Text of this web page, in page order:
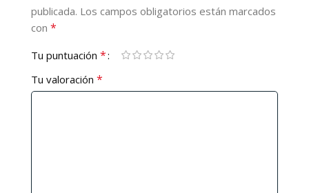
publicada. Los campos obligatorios están marcados
con *
Tu puntuación *
Tu valoración *